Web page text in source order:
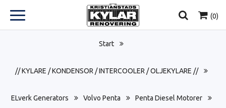
(0)
Start
// KYLARE / KONDENSOR / INTERCOOLER / OLJEKYLARE //
ELverk Generators Volvo Penta Penta Diesel Motorer